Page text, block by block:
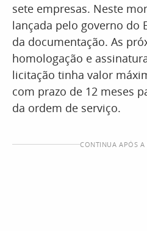
sete empresas. Neste
lançada pelo governo do
da documentação. As
homologação e
licitação tinha valor
com prazo de 12 meses
da ordem de serviço.
CONTINUA APÓS A